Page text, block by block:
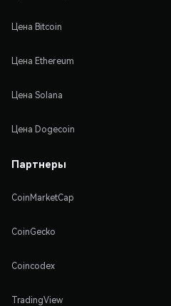
Цена Bitcoin
Цена Ethereum
Цена Solana
Цена Dogecoin
Партнеры
CoinMarketCap
CoinGecko
Coincodex
TradingView